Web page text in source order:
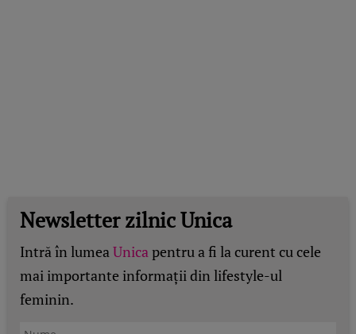
Newsletter zilnic Unica
Intră în lumeaUnicapentru a fi la curent cu cele
mai importante informații din lifestyle-ul
feminin.